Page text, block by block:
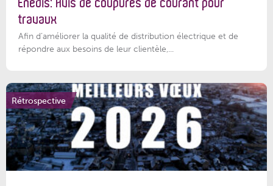
travaux
Afin d’améliorer la qualité de distribution électrique et de
répondre aux besoins de leur clientèle,...
Rétrospective